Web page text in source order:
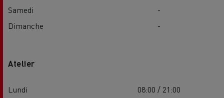
Samedi
-
Dimanche
-
Atelier
Lundi
08:00 / 21:00